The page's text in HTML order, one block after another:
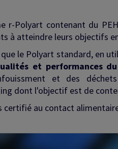
r-Polyart contenant du
à atteindre leurs objectifs
le Polyart standard, en
et performances
et des
dont l'objectif est de
certifié au contact